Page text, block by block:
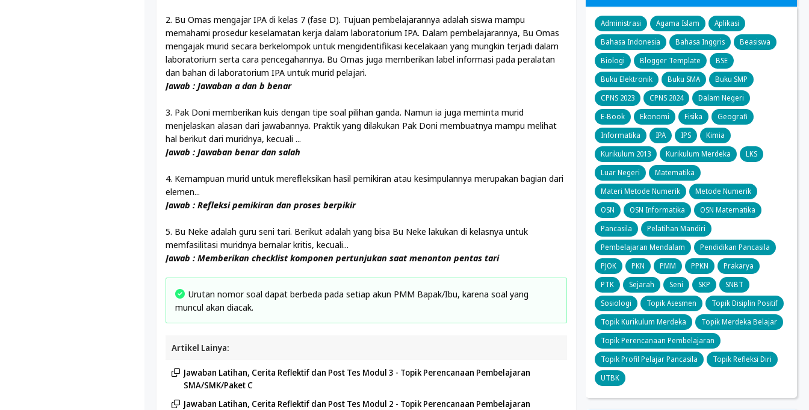
2. Bu Omas mengajar IPA di kelas 7 (fase D). Tujuan pembelajarannya adalah siswa mampu
memahami prosedur keselamatan kerja dalam laboratorium IPA. Dalam pembelajarannya, Bu Omas
mengajak murid secara berkelompok untuk mengidentifikasi kecelakaan yang mungkin terjadi dalam
laboratorium serta cara pencegahannya. Bu Omas juga memberikan label informasi pada peralatan
dan bahan di laboratorium IPA untuk murid pelajari.
Jawab : Jawaban a dan b benar
3. Pak Doni memberikan kuis dengan tipe soal pilihan ganda. Namun ia juga meminta murid
menjelaskan alasan dari jawabannya. Praktik yang dilakukan Pak Doni membuatnya mampu melihat
hal berikut dari muridnya, kecuali ...
Jawab : Jawaban benar dan salah
4. Kemampuan murid untuk merefleksikan hasil pemikiran atau kesimpulannya merupakan bagian dari
elemen...
Jawab : Refleksi pemikiran dan proses berpikir
5. Bu Neke adalah guru seni tari. Berikut adalah yang bisa Bu Neke lakukan di kelasnya untuk
memfasilitasi muridnya bernalar kritis, kecuali...
Jawab : Memberikan checklist komponen pertunjukan saat menonton pentas tari
Urutan nomor soal dapat berbeda pada setiap akun PMM Bapak/Ibu, karena soal yang
muncul akan diacak.
Artikel Lainya:
Jawaban Latihan, Cerita Reflektif dan Post Tes Modul 3 - Topik Perencanaan Pembelajaran
SMA/SMK/Paket C
Jawaban Latihan, Cerita Reflektif dan Post Tes Modul 2 - Topik Perencanaan Pembelajaran
Administrasi Agama Islam
Aplikasi
Bahasa Indonesia
Bahasa Inggris
Beasiswa
Biologi
Blogger Template
BSE
Buku Elektronik
Buku SMA
Buku SMP
CPNS 2023
CPNS 2024
Dalam Negeri
E-Book
Ekonomi Fisika
Geografi
Informatika
IPA IPS
Kimia
Kurikulum 2013
Kurikulum Merdeka
LKS
Luar Negeri
Matematika
Materi Metode Numerik
Metode Numerik
OSN
OSN Informatika
OSN Matematika
Pancasila
Pelatihan Mandiri
Pembelajaran Mendalam
Pendidikan Pancasila
PJOK
PKN PMM PPKN
Prakarya
PTK
Sejarah Seni SKP
SNBT
Sosiologi
Topik Asesmen
Topik Disiplin Positif
Topik Kurikulum Merdeka
Topik Merdeka Belajar
Topik Perencanaan Pembelajaran
Topik Profil Pelajar Pancasila
Topik Refleksi Diri
UTBK